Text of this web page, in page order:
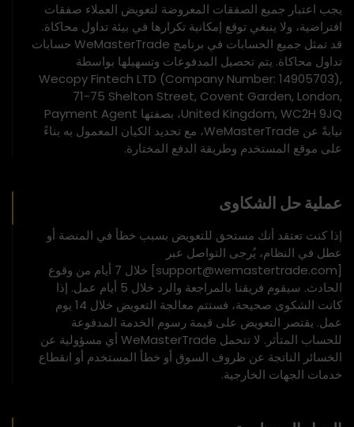
يجب اعتبار جميع الصفقات المعروضة لتعويض العملاء صفقات
افتراضية، ولا ينبغي توقع إمكانية تكرارها في بيئة تداول محاكاة.
قد تمثل جميع الحسابات في برنامج WeMasterTrade حسابات
تداول محاكاة. يتم تحصيل المدفوعات وتسهيلها بواسطة
Wecopy Fintech LTD (Company Number: 14905703),
71-75 Shelton Street, Covent Garden, London,
United Kingdom, WC2H 9JQ، بصفتها Payment Agent
نيابةً عن WeMasterTrade، مع تحديد الكيان المعمول به بناءً
على موقع المستخدم وطريقة الدفع المختارة.
عملية حل الشكاوى
إذا كنت تعتقد أنك مستحق للتعويض بسبب خطأ في المنصة أو
عطل في النظام، يُرجى التواصل عبر
[support@wemastertrade.com] خلال 7 أيام من وقوع
الحادث. سيقوم فريقنا بالمراجعة والرد خلال 5 أيام عمل. إذا
كانت الشكوى صحيحة، فستتم معالجة التعويض خلال 14 يوم
عمل. يقتصر التعويض على قيمة رسوم الخدمة المدفوعة
للحساب المتأثر. لا تتحمل WeMasterTrade أي مسؤولية عن
الخسائر الناتجة عن ظروف السوق أو خطأ المستخدم أو انقطاع
خدمات الجهات الخارجية.